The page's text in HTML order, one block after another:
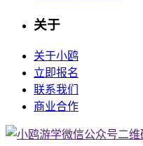
关于
关于小鸥
立即报名
联系我们
商业合作